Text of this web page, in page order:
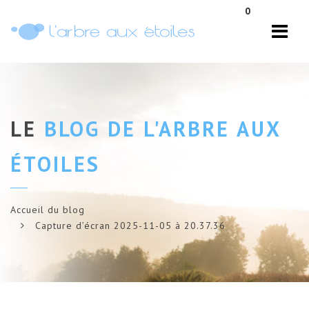
0
LE BLOG DE L'ARBRE AUX
ÉTOILES
Accueil du blog
Capture d’écran 2025-11-05 à 20.37.36